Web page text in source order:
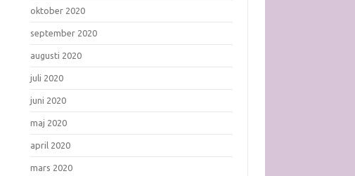
oktober 2020
september 2020
augusti 2020
juli 2020
juni 2020
maj 2020
april 2020
mars 2020